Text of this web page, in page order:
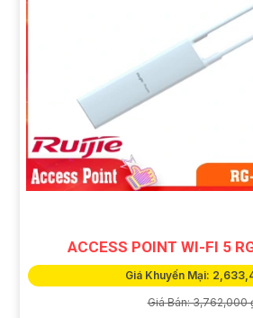
ngoại ban đêm khoảng cách lên
**Camera Dahua HDCVI
Camera HDCVI 2MP hỗ trợ chất
Lens cố định 3.6mm. - Tầm quan
đến 20m. - Chống ngược sáng
sáng, chống nhiễu 3D. - Giá phải
chắc chắn hơn.
Nhớ kiểm tra và lựa chọn sản
cầu sử dụng và không gian lắp đặt
chuyên nghiệp. Chúc bạn tìm
phù hợp!
ACCESS POINT WI-FI 5
Giá Khuyến Mại:
Giá Bán: 3,762,000